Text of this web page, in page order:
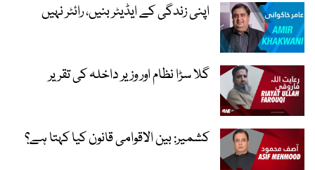
اپنی زندگی کے ایڈیٹر بنیں، رائٹر نہیں
گلا سڑا نظام اور وزیر داخلہ کی تقریر
کشمیر: بین الاقوامی قانون کیا کہتا ہے؟